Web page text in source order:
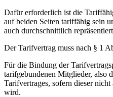
Dafür erforderlich ist die
auf beiden Seiten tariffähig sein
auch durchschnittlich
Der Tarifvertrag muss nach § 1
Für die Bindung der
tarifgebundenen Mitglieder, also
Tarifvertrages, sofern dieser
wird.